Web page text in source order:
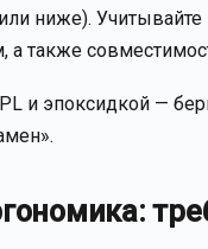
ниже). Учитывайте
также
и эпоксидкой —